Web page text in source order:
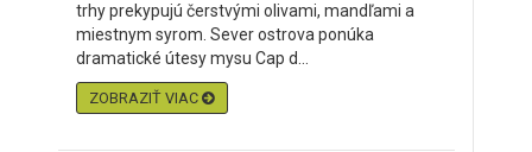
trhy prekypujú čerstvými olivami, mandľami a
miestnym syrom. Sever ostrova ponúka
dramatické útesy mysu Cap d...
ZOBRAZIŤ VIAC